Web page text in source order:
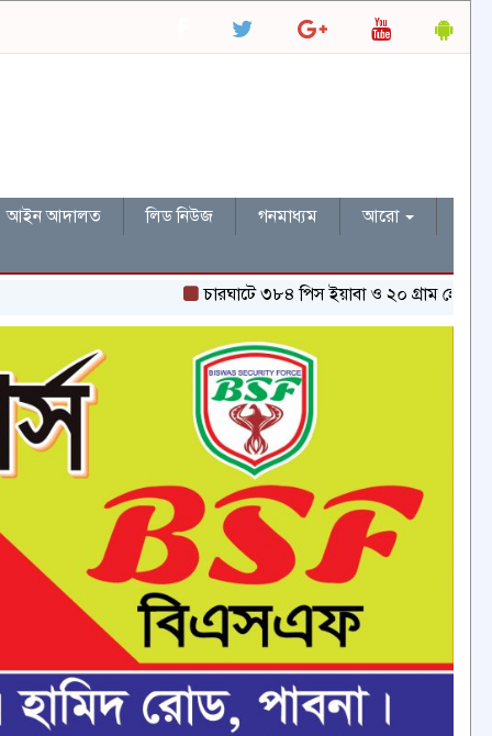
আইন আদালত লিড নিউজ গনমাধ্যম
আরো
চারঘাটে ৩৮৪ পিস ইয়াবা ও ২০ গ্রাম হেরোইনসহ একজন